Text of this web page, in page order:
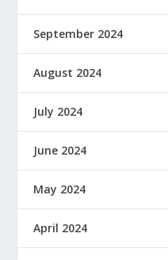
September 2024
August 2024
July 2024
June 2024
May 2024
April 2024